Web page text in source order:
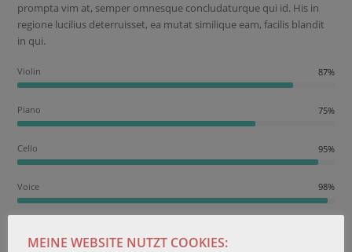
prompta vim at, semper omnesque concludaturque qui id. His in
regione lucilius deterruisset, ea mutat similique eam, facilis blandit
in qui.
Violin 87%
Piano 75%
Cello 95%
Voice 98%
MEINE WEBSITE NUTZT COOKIES: